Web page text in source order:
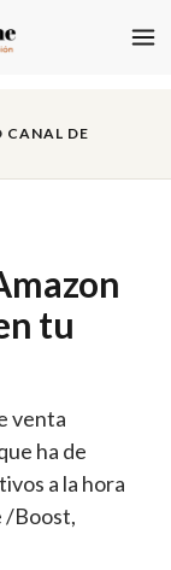
CANAL DE
tu
venta
ha de
a la hora
/Boost,